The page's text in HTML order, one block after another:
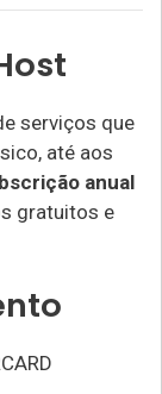
serviços que
até aos
anual
gratuitos e